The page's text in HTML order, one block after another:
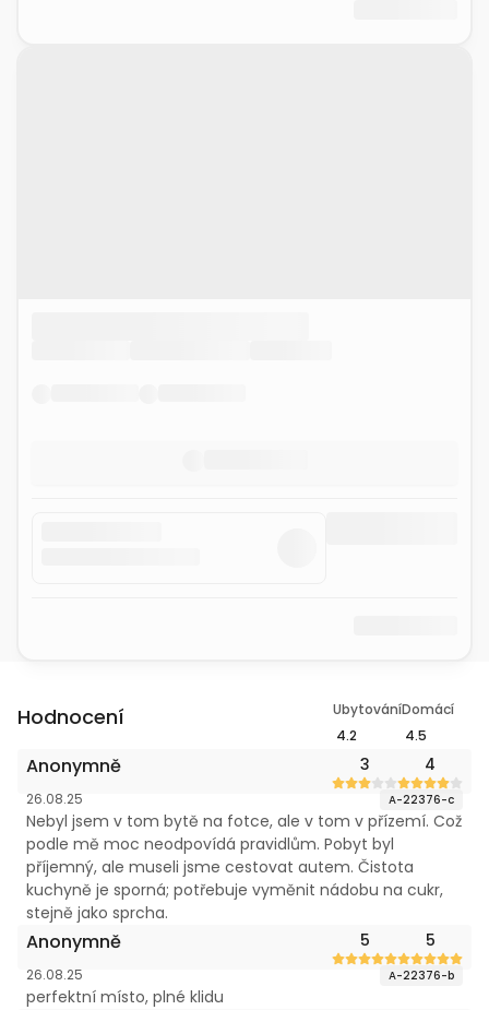
Hodnocení
Ubytování
4.2
Domácí
4.5
Anonymně 3 4
26.08.25 A-22376-c
Nebyl jsem v tom bytě na fotce, ale v tom v přízemí. Což
podle mě moc neodpovídá pravidlům. Pobyt byl
příjemný, ale museli jsme cestovat autem. Čistota
kuchyně je sporná; potřebuje vyměnit nádobu na cukr,
stejně jako sprcha.
Anonymně 5 5
26.08.25 A-22376-b
perfektní místo, plné klidu